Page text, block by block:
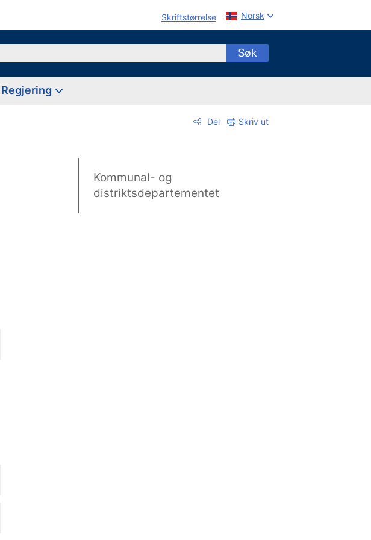
Skriftstørrelse Norsk
Søk
Regjering
Del Skriv ut
Kommunal- og
distriktsdepartementet